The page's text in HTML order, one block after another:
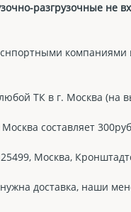
разгрузочные не
ТК в г. Москва (на
составляет 300руб
Москва,
доставка, наши